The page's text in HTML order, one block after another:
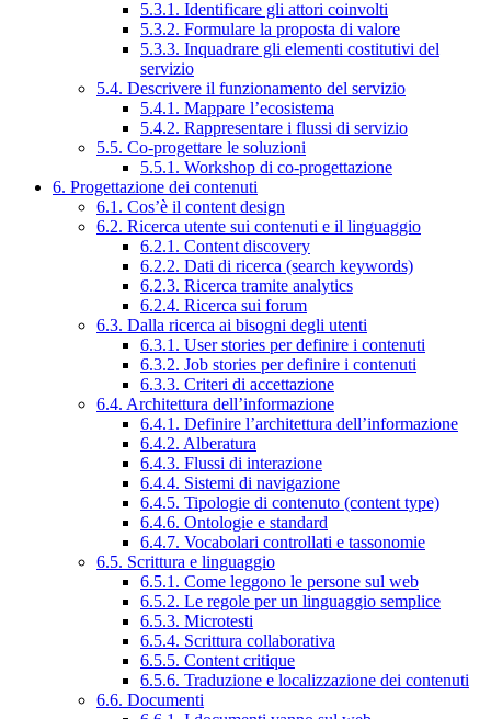
5.3.1. Identificare gli attori coinvolti
5.3.2. Formulare la proposta di valore
5.3.3. Inquadrare gli elementi costitutivi del
servizio
5.4. Descrivere il funzionamento del servizio
5.4.1. Mappare l’ecosistema
5.4.2. Rappresentare i flussi di servizio
5.5. Co-progettare le soluzioni
5.5.1. Workshop di co-progettazione
6. Progettazione dei contenuti
6.1. Cos’è il content design
6.2. Ricerca utente sui contenuti e il linguaggio
6.2.1. Content discovery
6.2.2. Dati di ricerca (search keywords)
6.2.3. Ricerca tramite analytics
6.2.4. Ricerca sui forum
6.3. Dalla ricerca ai bisogni degli utenti
6.3.1. User stories per definire i contenuti
6.3.2. Job stories per definire i contenuti
6.3.3. Criteri di accettazione
6.4. Architettura dell’informazione
6.4.1. Definire l’architettura dell’informazione
6.4.2. Alberatura
6.4.3. Flussi di interazione
6.4.4. Sistemi di navigazione
6.4.5. Tipologie di contenuto (content type)
6.4.6. Ontologie e standard
6.4.7. Vocabolari controllati e tassonomie
6.5. Scrittura e linguaggio
6.5.1. Come leggono le persone sul web
6.5.2. Le regole per un linguaggio semplice
6.5.3. Microtesti
6.5.4. Scrittura collaborativa
6.5.5. Content critique
6.5.6. Traduzione e localizzazione dei contenuti
6.6. Documenti